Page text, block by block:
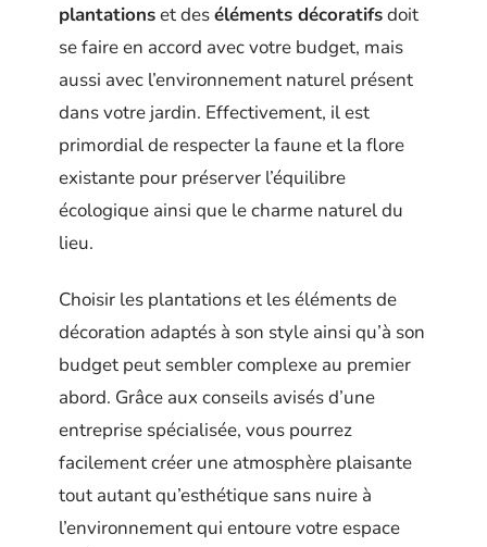
plantationset deséléments décoratifsdoit
se faire en accord avec votre budget, mais
aussi avec l’environnement naturel présent
dans votre jardin. Effectivement, il est
primordial de respecter la faune et la flore
existante pour préserver l’équilibre
écologique ainsi que le charme naturel du
lieu.
Choisir les plantations et les éléments de
décoration adaptés à son style ainsi qu’à son
budget peut sembler complexe au premier
abord. Grâce aux conseils avisés d’une
entreprise spécialisée, vous pourrez
facilement créer une atmosphère plaisante
tout autant qu’esthétique sans nuire à
l’environnement qui entoure votre espace